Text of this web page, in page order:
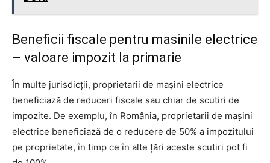
Beneficii fiscale pentru masinile electrice
– valoare impozit la primarie
În multe jurisdicții, proprietarii de mașini electrice
beneficiază de reduceri fiscale sau chiar de scutiri de
impozite. De exemplu, în România, proprietarii de mașini
electrice beneficiază de o reducere de 50% a impozitului
pe proprietate, în timp ce în alte țări aceste scutiri pot fi